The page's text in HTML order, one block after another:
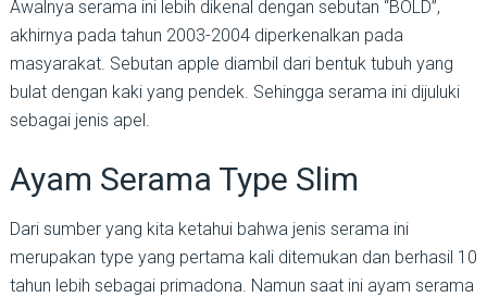
Awalnya serama ini lebih dikenal dengan sebutan “BOLD”,
akhirnya pada tahun 2003-2004 diperkenalkan pada
masyarakat. Sebutan apple diambil dari bentuk tubuh yang
bulat dengan kaki yang pendek. Sehingga serama ini dijuluki
sebagai jenis apel.
Ayam Serama Type Slim
Dari sumber yang kita ketahui bahwa jenis serama ini
merupakan type yang pertama kali ditemukan dan berhasil 10
tahun lebih sebagai primadona. Namun saat ini ayam serama